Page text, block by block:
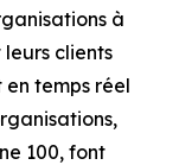
à
clients
temps réel
100, font